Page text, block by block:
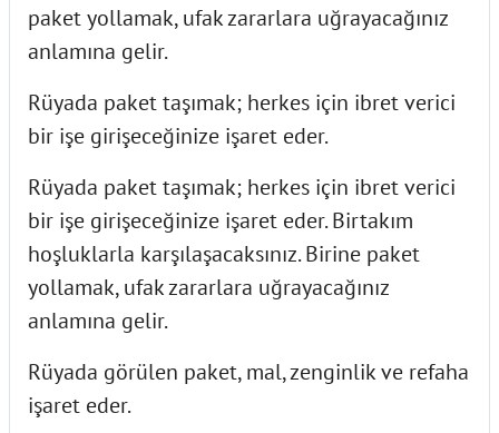
paket yollamak, ufak zararlara uğrayacağınız
anlamına gelir.
Rüyada paket taşımak; herkes için ibret verici
bir işe girişeceğinize işaret eder.
Rüyada paket taşımak; herkes için ibret verici
bir işe girişeceğinize işaret eder. Birtakım
hoşluklarla karşılaşacaksınız. Birine paket
yollamak, ufak zararlara uğrayacağınız
anlamına gelir.
Rüyada görülen paket, mal, zenginlik ve refaha
işaret eder.